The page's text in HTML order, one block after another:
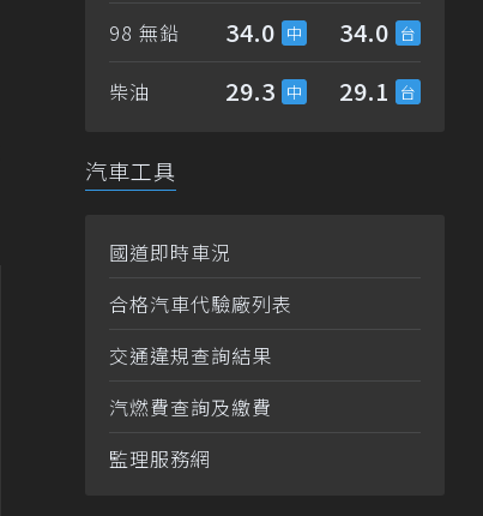
98 無鉛 34.0 34.0
柴油 29.3 29.1
汽車工具
國道即時車況
合格汽車代驗廠列表
交通違規查詢結果
汽燃費查詢及繳費
監理服務網